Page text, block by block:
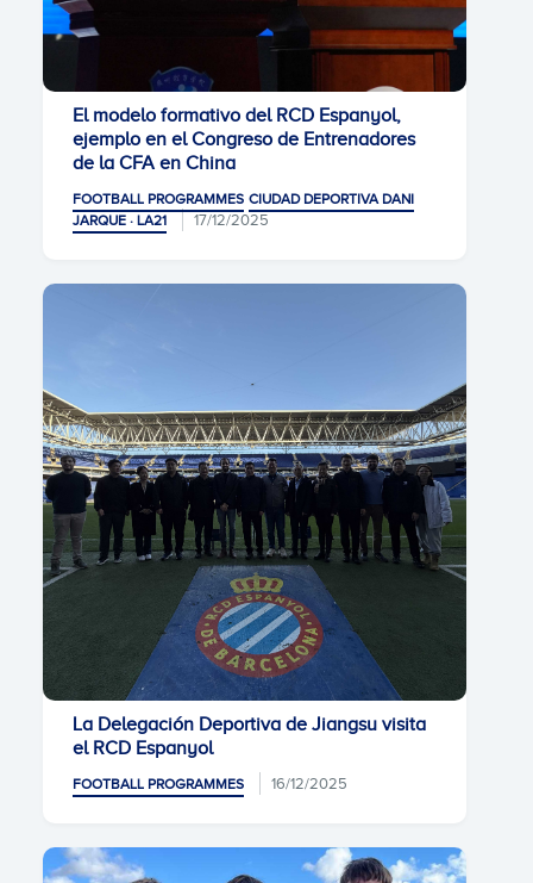
El modelo formativo del RCD Espanyol,
ejemplo en el Congreso de Entrenadores
de la CFA en China
FOOTBALL PROGRAMMES CIUDAD DEPORTIVA DANI
JARQUE · LA21
17/12/2025
La Delegación Deportiva de Jiangsu visita
el RCD Espanyol
FOOTBALL PROGRAMMES 16/12/2025